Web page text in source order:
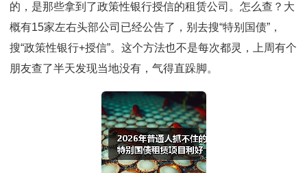
的，是那些拿到了政策性银行授信的租赁公司。怎么查？大
概有15家左右头部公司已经公告了，别去搜“特别国债”，
搜“政策性银行+授信”。这个方法也不是每次都灵，上周有个
朋友查了半天发现当地没有，气得直跺脚。